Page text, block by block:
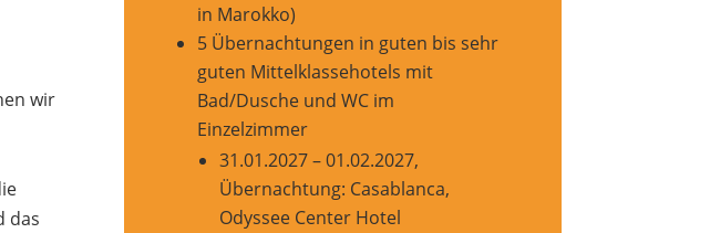
wir
das
in Marokko)
5 Übernachtungen in guten bis sehr
guten Mittelklassehotels mit
Bad/Dusche und WC im
Einzelzimmer
31.01.2027 – 01.02.2027,
Übernachtung: Casablanca,
Odyssee Center Hotel